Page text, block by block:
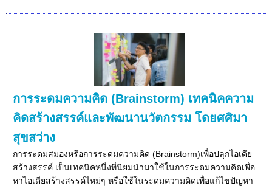
การระดมความคิด (Brainstorm) เทคนิคความ
คิดสร้างสรรค์และพัฒนานวัตกรรม โดยศศิมา
สุขสว่าง
การระดมสมองหรือการระดมความคิด (Brainstorm)เพื่อปลุกไอเดีย
สร้างสรรค์ เป็นเทคนิคหนึ่งที่นิยมนำมาใช้ในการระดมความคิดเพื่อ
หาไอเดียสร้างสรรค์ไหม่ๆ หรือใช้ในระดมความคิดเพื่อแก้ไขปัญหา